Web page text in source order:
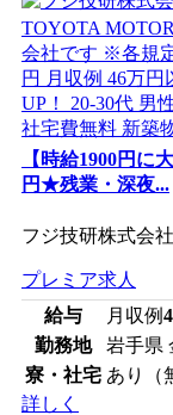
【時給1900円に
円★残業・深夜...
フジ技研株式会
プレミア求人
給与
月収例
勤務地
岩手県
寮・社宅 あり（
詳しく